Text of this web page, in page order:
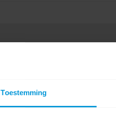
Toestemming